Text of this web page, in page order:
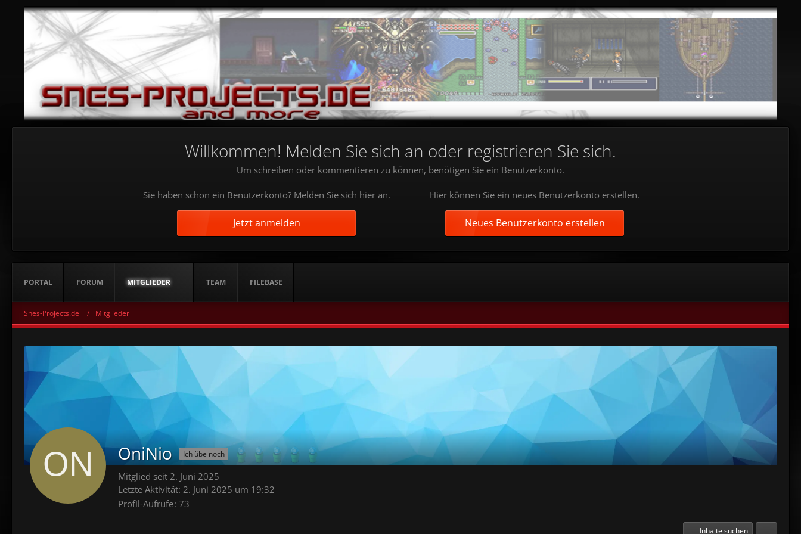
Willkommen! Melden Sie sich an oder registrieren Sie sich.
Um schreiben oder kommentieren zu können, benötigen Sie ein Benutzerkonto.
Sie haben schon ein Benutzerkonto? Melden Sie sich hier an.
Jetzt anmelden
Hier können Sie ein neues Benutzerkonto erstellen.
Neues Benutzerkonto erstellen
PORTAL FORUM MITGLIEDER TEAM FILEBASE
Snes-Projects.de Mitglieder
OniNio Ich übe noch
Mitglied seit 2. Juni 2025
Letzte Aktivität: 2. Juni 2025 um 19:32
Profil-Aufrufe 73
Inhalte suchen